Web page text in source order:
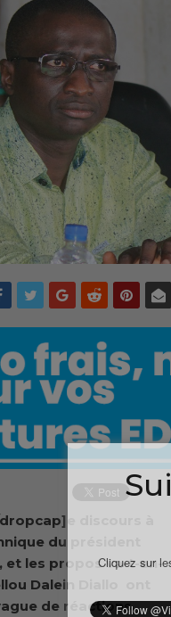
discours à
du président
et les propos va-t-en-
Dalein Diallo ont
de réactions.
Cliquez sur